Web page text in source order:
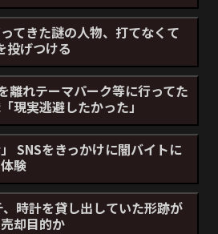
てきた謎の人物、打てなくて
げつける
離れテーマパーク等に行ってた
現実逃避したかった」
SNSをきっかけに闇バイトに
験
、時計を貸し出していた形跡が
却目的か